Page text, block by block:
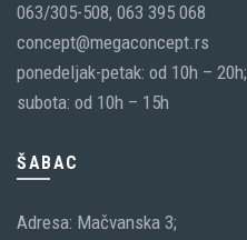
063/305-508, 063 395 068
concept@megaconcept.rs
ponedeljak-petak: od 10h – 20h;
subota: od 10h – 15h
ŠABAC
Adresa: Mačvanska 3;